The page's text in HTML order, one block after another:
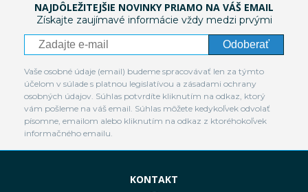
NAJDÔLEŽITEJŠIE NOVINKY PRIAMO NA VÁŠ EMAIL
Získajte zaujímavé informácie vždy medzi prvými
Odoberať
Vaše osobné údaje (email) budeme spracovávať len za týmto
účelom v súlade s platnou legislatívou a zásadami ochrany
osobných údajov. Súhlas potvrdíte kliknutím na odkaz, ktorý
vám pošleme na váš email. Súhlas môžete kedykoľvek odvolať
písomne, emailom alebo kliknutím na odkaz z ktoréhokoľvek
informačného emailu.
KONTAKT